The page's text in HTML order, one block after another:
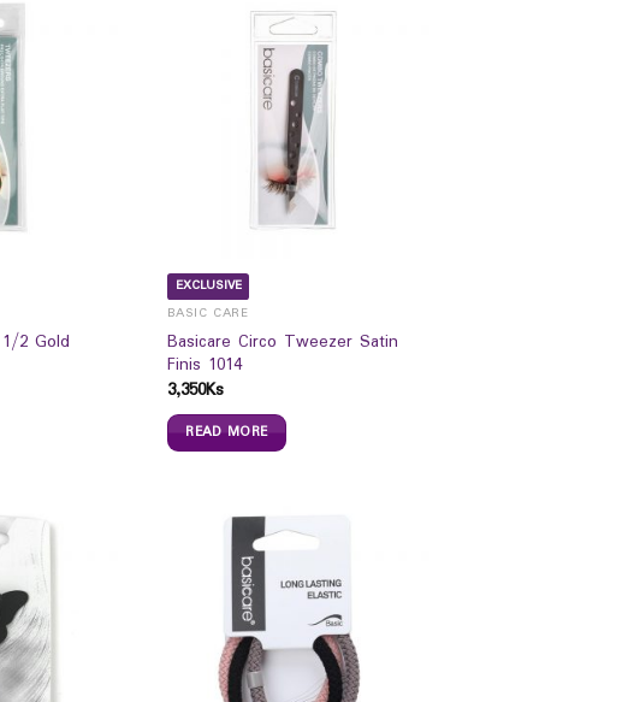
2 Gold
EXCLUSIVE
BASIC CARE
Basicare Circo Tweezer Satin
Finis 1014
3,350Ks
READ MORE